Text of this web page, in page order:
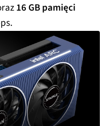
16 GB pamięci